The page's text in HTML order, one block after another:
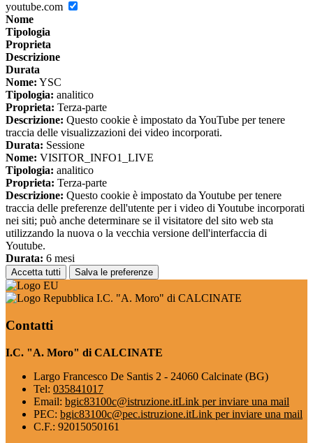
youtube.com
Nome
Tipologia
Proprieta
Descrizione
Durata
Nome: YSC
Tipologia: analitico
Proprieta: Terza-parte
Descrizione: Questo cookie è impostato da YouTube per tenere
traccia delle visualizzazioni dei video incorporati.
Durata: Sessione
Nome: VISITOR_INFO1_LIVE
Tipologia: analitico
Proprieta: Terza-parte
Descrizione: Questo cookie è impostato da Youtube per tenere
traccia delle preferenze dell'utente per i video di Youtube incorporati
nei siti; può anche determinare se il visitatore del sito web sta
utilizzando la nuova o la vecchia versione dell'interfaccia di
Youtube.
Durata: 6 mesi
Accetta tutti Salva le preferenze
I.C. "A. Moro" di CALCINATE
Contatti
I.C. "A. Moro" di CALCINATE
Largo Francesco De Santis 2 - 24060 Calcinate (BG)
Tel: 035841017
Email: bgic83100c@istruzione.itLink per inviare una mail
PEC: bgic83100c@pec.istruzione.itLink per inviare una mail
C.F.: 92015050161